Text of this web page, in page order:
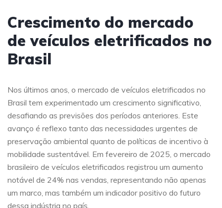
Crescimento do mercado
de veículos eletrificados no
Brasil
Nos últimos anos, o mercado de veículos eletrificados no
Brasil tem experimentado um crescimento significativo,
desafiando as previsões dos períodos anteriores. Este
avanço é reflexo tanto das necessidades urgentes de
preservação ambiental quanto de políticas de incentivo à
mobilidade sustentável. Em fevereiro de 2025, o mercado
brasileiro de veículos eletrificados registrou um aumento
notável de 24% nas vendas, representando não apenas
um marco, mas também um indicador positivo do futuro
dessa indústria no país.